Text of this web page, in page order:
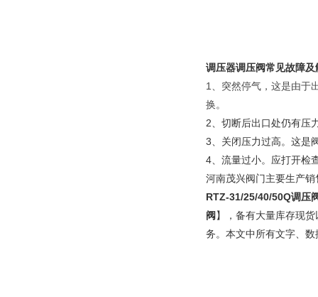
调压器调压阀常见故障及
1、突然停气，这是由于
换。
2、切断后出口处仍有压
3、关闭压力过高。这是
4、流量过小。应打开检
河南茂兴阀门主要生产销
RTZ-31/25/40/50Q调压
阀 】，备有大量库存现
务。本文中所有文字、